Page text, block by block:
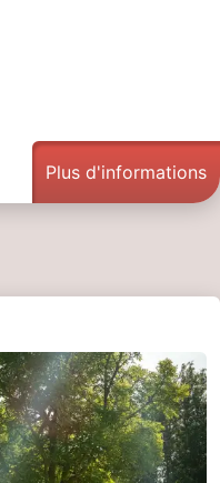
Plus d'informations